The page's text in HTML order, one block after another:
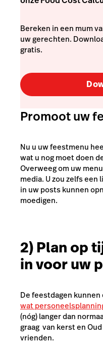
Bereken in een mum
uw gerechten.
gratis.
Promoot uw
Nu u uw feestmenu
wat u nog moet doen
Overweeg om uw
media. U zou zelfs
in uw posts kunnen
moedigen.
2) Plan op
in voor uw
De feestdagen kunnen
wat
(nóg) langer dan
graag van kerst en
vrienden.